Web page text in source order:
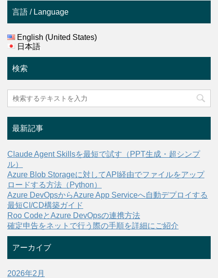
言語 / Language
English (United States)
日本語
検索
最新記事
Claude Agent Skillsを最短で試す（PPT生成・超シンプ
ル）
Azure Blob Storageに対してAPI経由でファイルをアップ
ロードする方法（Python）
Azure DevOpsからAzure App Serviceへ自動デプロイする
最短CI/CD構築ガイド
Roo CodeとAzure DevOpsの連携方法
確定申告をネットで行う際の手順を詳細にご紹介
アーカイブ
2026年2月